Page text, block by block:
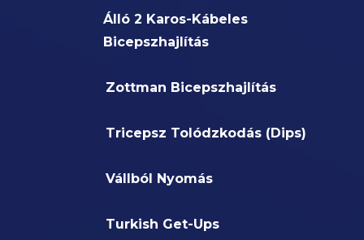
Álló 2 Karos-Kábeles
Bicepszhajlítás
Zottman Bicepszhajlítás
Tricepsz Tolódzkodás (Dips)
Vállból Nyomás
Turkish Get-Ups